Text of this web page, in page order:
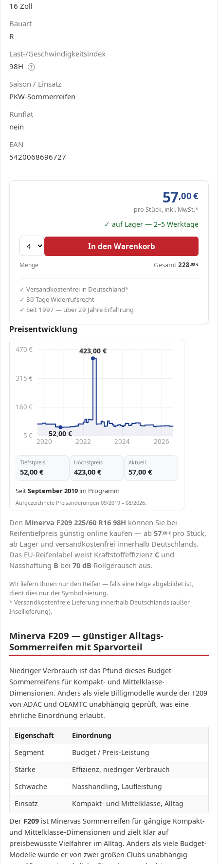
16 Zoll
Bauart
R
Last-/Geschwindigkeitsindex
98H
?
Saison / Einsatz
PKW-Sommerreifen
Runflat
nein
EAN
5420068696727
57,00€
pro Stück, inkl. MwSt.*
✓ auf Lager — 2–5 Werktage
In den Warenkorb
Menge Gesamt228,00€
✓ Versandkostenfrei in Deutschland*
✓ 30 Tage Widerrufsrecht
✓ Seit 1997 — über 29 Jahre Erfahrung
Preisentwicklung
5 €
160 €
315 €
470 €
2020 2022 2024 2026
423,00 €
52,00 €
Tiefstpreis
52,00 €
Höchstpreis
423,00 €
Aktuell
57,00 €
SeitSeptember 2019 im Programm
Aufgezeichnete Preisänderungen 09/2019 – 08/2026.
Den Minerva F209 225/60 R16 98H können Sie bei
Reifentiefpreis günstig online kaufen — ab 57,00€ pro Stück,
ab Lager und versandkostenfrei innerhalb Deutschlands.
Das EU-Reifenlabel weist Kraftstoffeffizienz C und
Nasshaftung B bei 70 dB Rollgeräusch aus.
Wir liefern Ihnen nur den Reifen — falls eine Felge abgebildet ist,
dient dies nur der Symbolisierung.
* Versandkostenfreie Lieferung innerhalb Deutschlands (außer
Insellieferung).
Minerva F209 — günstiger Alltags-
Sommerreifen mit Sparvorteil
Niedriger Verbrauch ist das Pfund dieses Budget-
Sommerreifens für Kompakt- und Mittelklasse-
Dimensionen. Anders als viele Billigmodelle wurde der F209
von ADAC und OEAMTC unabhängig geprüft, was eine
ehrliche Einordnung erlaubt.
Eigenschaft
Einordnung
Segment
Budget / Preis-Leistung
Stärke
Effizienz, niedriger Verbrauch
Schwäche
Nasshandling, Laufleistung
Einsatz
Kompakt- und Mittelklasse, Alltag
Der F209 ist Minervas Sommerreifen für gängige Kompakt-
und Mittelklasse-Dimensionen und zielt klar auf
preisbewusste Vielfahrer im Alltag. Anders als viele Budget-
Modelle wurde er von zwei großen Clubs unabhängig